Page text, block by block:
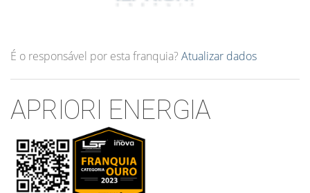
É o responsável por esta franquia? Atualizar dados
APRIORI ENERGIA